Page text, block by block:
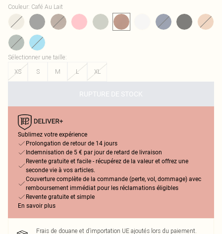
Couleur: Café Au Lait
Sélectionner une taille:
XS
S M L XL
RUPTURE DE STOCK
Sublimez votre expérience
Prolongation de retour de 14 jours
Indemnisation de 5 € par jour de retard de livraison
Revente gratuite et facile - récupérez de la valeur et offrez une
seconde vie à vos articles.
Couverture complète de la commande (perte, vol, dommage) avec
remboursement immédiat pour les réclamations éligibles
Revente gratuite et simple
En savoir plus
Frais de douane et d’importation UE ajoutés lors du paiement.